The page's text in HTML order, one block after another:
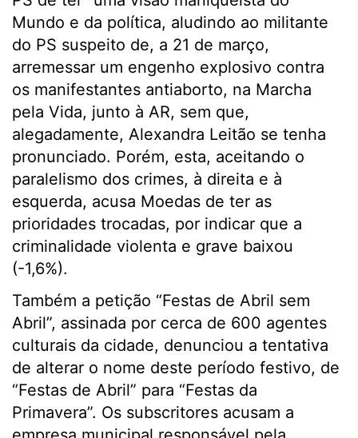
Mundo e da política, aludindo ao militante
do PS suspeito de, a 21 de março,
arremessar um engenho explosivo contra
os manifestantes antiaborto, na Marcha
pela Vida, junto à AR, sem que,
alegadamente, Alexandra Leitão se tenha
pronunciado. Porém, esta, aceitando o
paralelismo dos crimes, à direita e à
esquerda, acusa Moedas de ter as
prioridades trocadas, por indicar que a
criminalidade violenta e grave baixou
(-1,6%).
Também a petição “Festas de Abril sem
Abril”, assinada por cerca de 600 agentes
culturais da cidade, denunciou a tentativa
de alterar o nome deste período festivo, de
“Festas de Abril” para “Festas da
Primavera”. Os subscritores acusam a